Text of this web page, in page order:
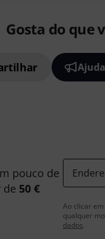
Gosta do que
pouco de
de 50 €
Ao clicar
qualquer
dados.